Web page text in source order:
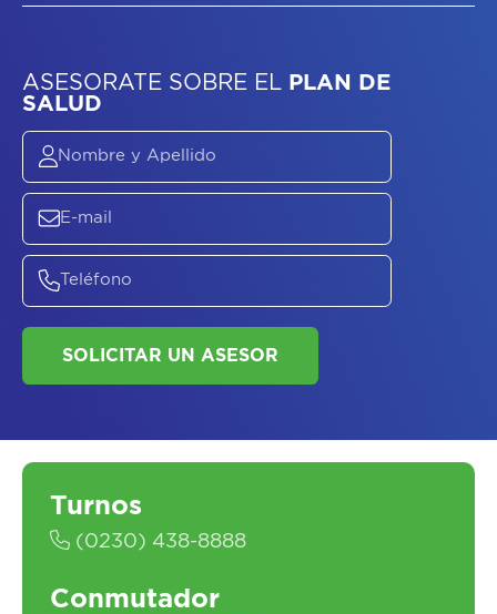
ASESORATE SOBREELPLAN DE
SALUD
SOLICITAR UN ASESOR
Turnos
(0230) 438-8888
Conmutador